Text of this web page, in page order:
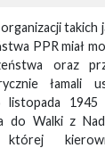
takich
PPR miał
oraz
łamali
1945
do Walki z
której